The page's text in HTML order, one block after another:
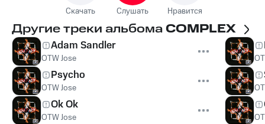
Скачать Слушать Нравится
Другие треки альбомаCOMPLEX
Adam Sandler
OTW Jose
Psycho
OTW Jose
Ok Ok
OTW Jose